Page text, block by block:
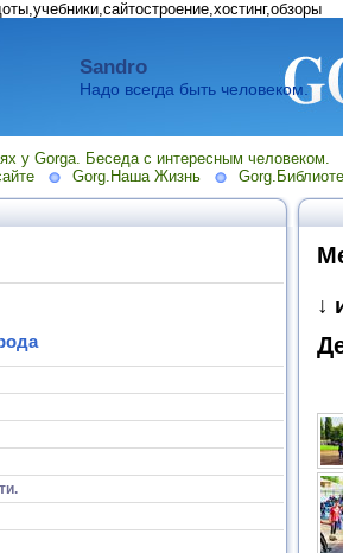
Sandro
Надо всегда быть человеком.
у Gorga. Беседа с интересным человеком.
Gorg.Наша Жизнь
↓